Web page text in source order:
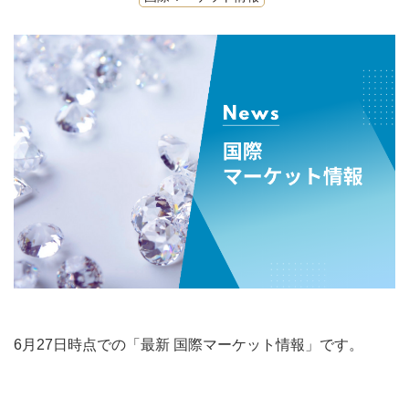
6月27日時点での「最新 国際マーケット情報」です。